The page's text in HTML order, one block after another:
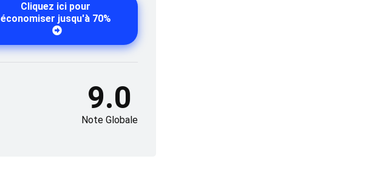
Cliquez ici pour
économiser jusqu'à 70%
9.0
Note Globale